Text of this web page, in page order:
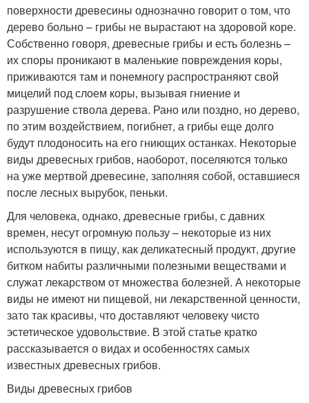
поверхности древесины однозначно говорит о том, что
дерево больно – грибы не вырастают на здоровой коре.
Собственно говоря, древесные грибы и есть болезнь –
их споры проникают в маленькие повреждения коры,
приживаются там и понемногу распространяют свой
мицелий под слоем коры, вызывая гниение и
разрушение ствола дерева. Рано или поздно, но дерево,
по этим воздействием, погибнет, а грибы еще долго
будут плодоносить на его гниющих останках. Некоторые
виды древесных грибов, наоборот, поселяются только
на уже мертвой древесине, заполняя собой, оставшиеся
после лесных вырубок, пеньки.
Для человека, однако, древесные грибы, с давних
времен, несут огромную пользу – некоторые из них
используются в пищу, как деликатесный продукт, другие
битком набиты различными полезными веществами и
служат лекарством от множества болезней. А некоторые
виды не имеют ни пищевой, ни лекарственной ценности,
зато так красивы, что доставляют человеку чисто
эстетическое удовольствие. В этой статье кратко
рассказывается о видах и особенностях самых
известных древесных грибов.
Виды древесных грибов